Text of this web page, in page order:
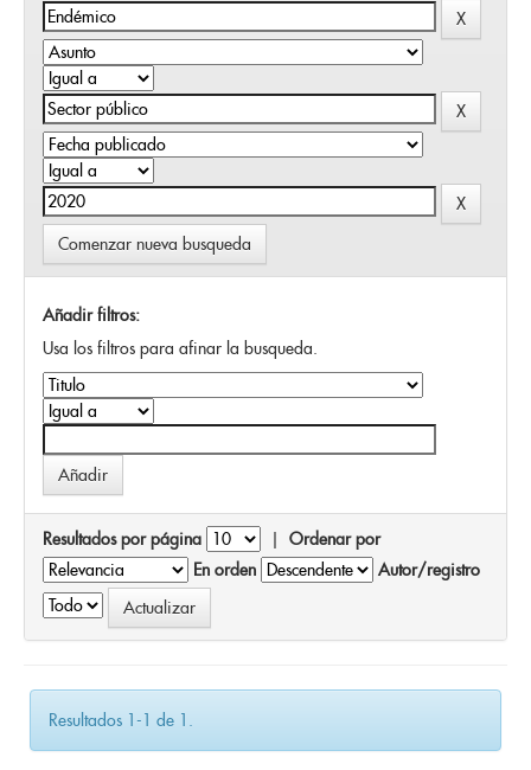
Comenzar nueva busqueda
Añadir filtros:
Usa los filtros para afinar la busqueda.
Resultados por página | Ordenar por
En orden
Autor/registro
Resultados 1-1 de 1.